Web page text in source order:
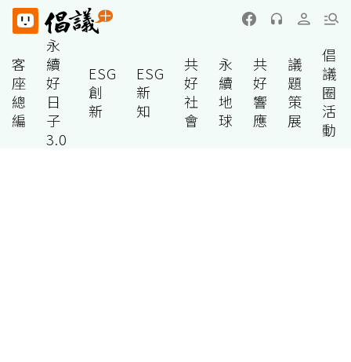
客
座
總
編
永
續
好
日
子
3.0
ESG
創
新
ESG
新
知
共
好
社
會
永
續
地
球
共
好
響
應
議
題
策
展
倡
議
圈
活
動